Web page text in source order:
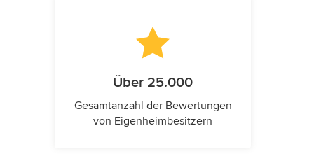
Über 25.000
Gesamtanzahl der Bewertungen
von Eigenheimbesitzern